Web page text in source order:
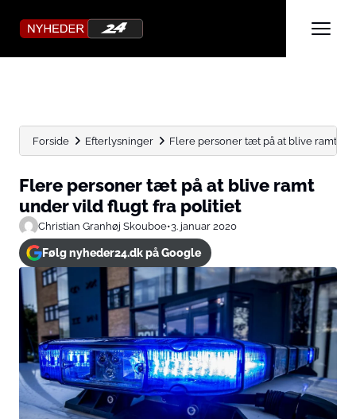
Forside Efterlysninger Flere personer tæt på at blive ramt
Flere personer tæt på at blive ramt
under vild flugt fra politiet
Christian Granhøj Skouboe•3. januar 2020
Følg nyheder24.dk på Google